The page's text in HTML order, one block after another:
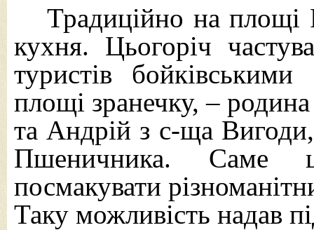
Традиційно на площі
кухня. Цьогоріч
туристів
площі зранечку, –
та Андрій з с-ща
Пшеничника. Саме
посмакувати
Таку можливість надав